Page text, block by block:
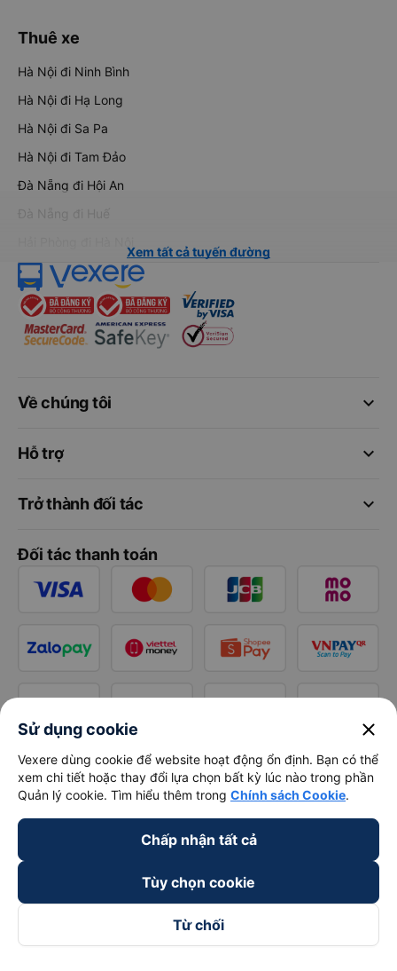
Thuê xe
Hà Nội đi Ninh Bình
Hà Nội đi Hạ Long
Hà Nội đi Sa Pa
Hà Nội đi Tam Đảo
Đà Nẵng đi Hội An
Đà Nẵng đi Huế
Xem tất cả tuyến đường
keyboard_arrow_down
Về chúng tôi
keyboard_arrow_down
Hỗ trợ
keyboard_arrow_down
Trở thành đối tác
Đối tác thanh toán
Sử dụng cookie close
Vexere dùng cookie để website hoạt động ổn định. Bạn có thể
xem chi tiết hoặc thay đổi lựa chọn bất kỳ lúc nào trong phần
Quản lý cookie. Tìm hiểu thêm trong Chính sách Cookie.
Chấp nhận tất cả
Tùy chọn cookie
Từ chối